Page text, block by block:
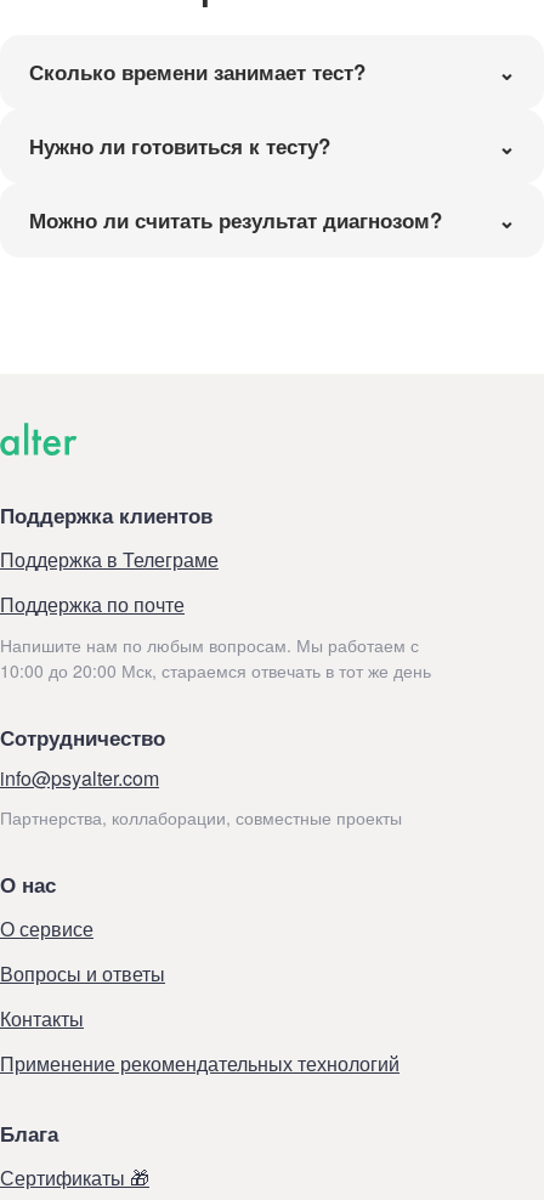
Сколько времени занимает тест?
Нужно ли готовиться к тесту?
Можно ли считать результат диагнозом?
Поддержка клиентов
Поддержка в Телеграме
Поддержка по почте
Напишите нам по любым вопросам. Мы работаем с
10:00 до 20:00 Мск, стараемся отвечать в тот же день
Сотрудничество
info@psyalter.com
Партнерства, коллаборации, совместные проекты
О нас
О сервисе
Вопросы и ответы
Контакты
Применение рекомендательных технологий
Блага
Сертификаты 🎁